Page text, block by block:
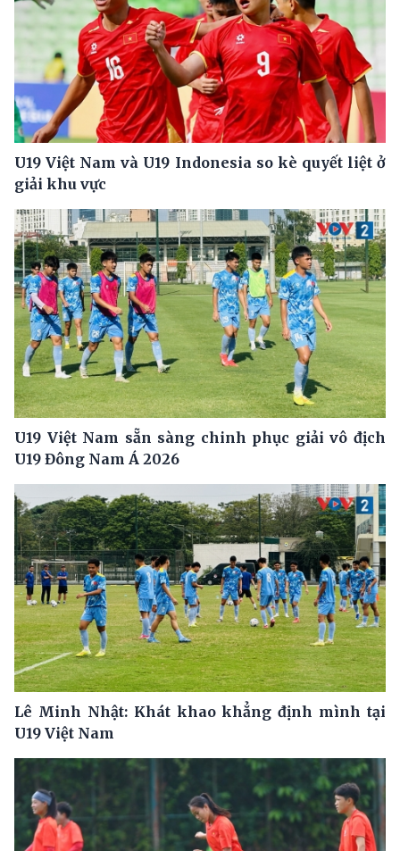
U19 Việt Nam và U19 Indonesia so kè quyết liệt ở
giải khu vực
U19 Việt Nam sẵn sàng chinh phục giải vô địch
U19 Đông Nam Á 2026
Lê Minh Nhật: Khát khao khẳng định mình tại
U19 Việt Nam